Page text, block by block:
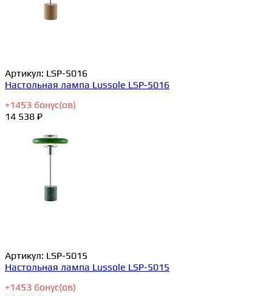
Артикул: LSP-5016
Настольная лампа Lussole LSP-5016
+1453 бонус(ов)
14 538 ₽
Артикул: LSP-5015
Настольная лампа Lussole LSP-5015
+1453 бонус(ов)